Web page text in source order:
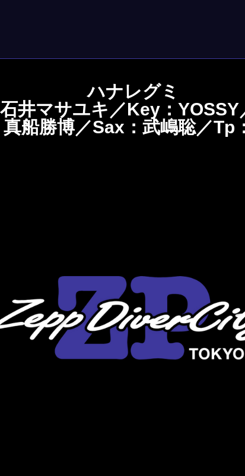
ハナレグミ
井マサユキ／Key：YOSSY
船勝博／Sax：武嶋聡／Tp